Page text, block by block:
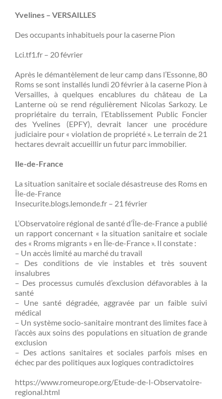
Yvelines – VERSAILLES
Des occupants inhabituels pour la caserne Pion
Lci.tf1.fr – 20 février
Après le démantèlement de leur camp dans l’Essonne, 80
Roms se sont installés lundi 20 février à la caserne Pion à
Versailles, à quelques encablures du château de La
Lanterne où se rend régulièrement Nicolas Sarkozy. Le
propriétaire du terrain, l’Etablissement Public Foncier
des Yvelines (EPFY), devrait lancer une procédure
judiciaire pour « violation de propriété ». Le terrain de 21
hectares devrait accueillir un futur parc immobilier.
Ile-de-France
La situation sanitaire et sociale désastreuse des Roms en
Île-de-France
Insecurite.blogs.lemonde.fr – 21 février
L’Observatoire régional de santé d’Île-de-France a publié
un rapport concernant « la situation sanitaire et sociale
des « Rroms migrants » en Île-de-France ». Il constate :
– Un accès limité au marché du travail
– Des conditions de vie instables et très souvent
insalubres
– Des processus cumulés d’exclusion défavorables à la
santé
– Une santé dégradée, aggravée par un faible suivi
médical
– Un système socio-sanitaire montrant des limites face à
l’accès aux soins des populations en situation de grande
exclusion
– Des actions sanitaires et sociales parfois mises en
échec par des politiques aux logiques contradictoires
https://www.romeurope.org/Etude-de-l-Observatoire-
regional.html